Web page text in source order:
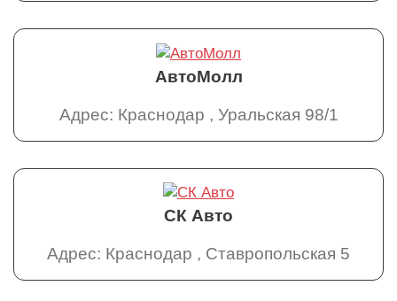
АвтоМолл
Адрес: Краснодар , Уральская 98/1
СК Авто
Адрес: Краснодар , Ставропольская 5